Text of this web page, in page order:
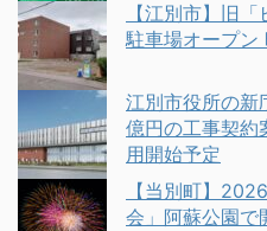
【江別市】旧
駐車場オープン
江別市役所の新
億円の工事契
用開始予定
【当別町】
会」阿蘇公園で